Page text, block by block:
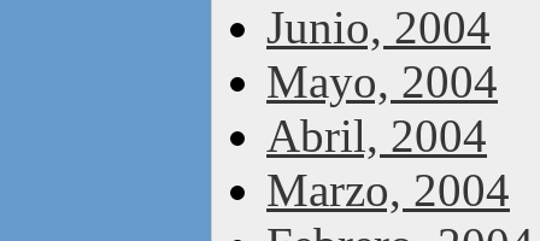
Junio, 2004
Mayo, 2004
Abril, 2004
Marzo, 2004